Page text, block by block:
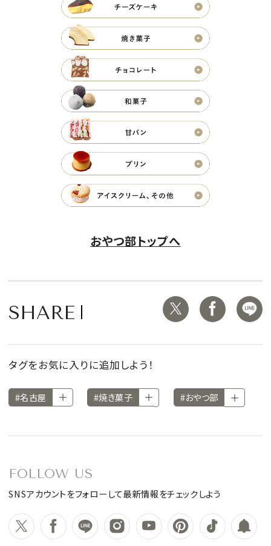
おやつ部トップへ
SHARE
タグをお気に入りに追加しよう！
#名古屋 #焼き菓子 #おやつ部
FOLLOW US
SNSアカウントをフォローして最新情報をチェックしよう